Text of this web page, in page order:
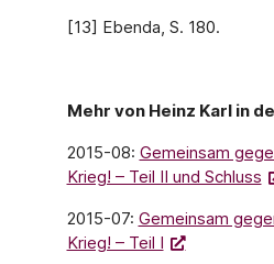
[13] Ebenda, S. 180.
Mehr von Heinz Karl in
2015-08: Gemeinsam
Krieg! – Teil II und Schluss
2015-07: Gemeinsam
Krieg! – Teil I